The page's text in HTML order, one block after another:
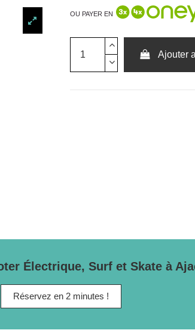
OU PAYER EN
Ajouter
Électrique, Surf et Skate à
Réservez en 2 minutes !